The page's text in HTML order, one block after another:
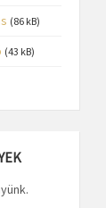
(86 kB)
(43 kB)